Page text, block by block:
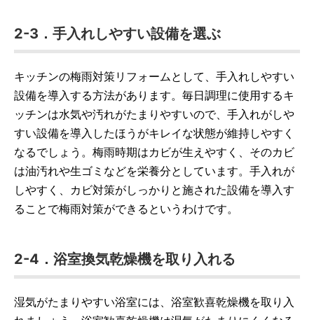
2-3．手入れしやすい設備を選ぶ
キッチンの梅雨対策リフォームとして、手入れしやすい
設備を導入する方法があります。毎日調理に使用するキ
ッチンは水気や汚れがたまりやすいので、手入れがしや
すい設備を導入したほうがキレイな状態が維持しやすく
なるでしょう。梅雨時期はカビが生えやすく、そのカビ
は油汚れや生ゴミなどを栄養分としています。手入れが
しやすく、カビ対策がしっかりと施された設備を導入す
ることで梅雨対策ができるというわけです。
2-4．浴室換気乾燥機を取り入れる
湿気がたまりやすい浴室には、浴室歓喜乾燥機を取り入